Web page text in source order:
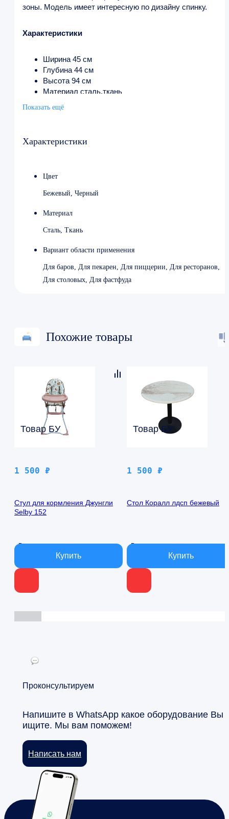
зоны. Модель имеет интересную по дизайну спинку.
Характеристики
Ширина 45 см
Глубина 44 см
Высота 94 см
Материал сталь,ткань
Показать ещё
Характеристики
Цвет
Бежевый, Черный
Материал
Сталь, Ткань
Вариант области применения
Для баров, Для пекарен, Для пиццерии, Для ресторанов,
Для столовых, Для фастфуда
Похожие товары
Товар БУ
1 500 ₽
Стул для кормления Джунгли
Selby 152
В наличии
Товар БУ
1 500 ₽
Стол Коралл лдсп бежевый
В наличии
Проконсультируем
Напишите в WhatsApp какое оборудование Вы
ищите. Мы вам поможем!
Написать нам